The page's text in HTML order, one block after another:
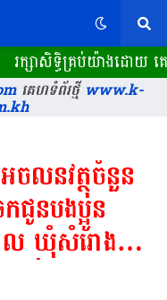
រក្សាសិទ្ធិគ្រប់យ៉ាងដោយ
គេហទំព័រថ្មីwww.k-
ចលនវត្ថុចំនួន​
ជូនបងប្អូន
ាល​ ឃុំសំរោង​
ាត់